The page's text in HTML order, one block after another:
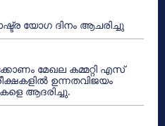
യോഗ ദിനം ആചരിച്ചു
മേഖല കമ്മറ്റി എസ്
ഉന്നതവിജയം
ആദരിച്ചു.